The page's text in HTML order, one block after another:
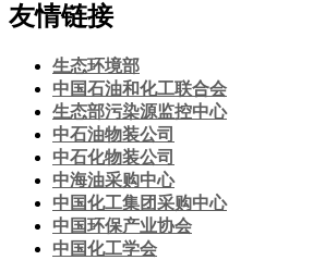
友情链接
生态环境部
中国石油和化工联合会
生态部污染源监控中心
中石油物装公司
中石化物装公司
中海油采购中心
中国化工集团采购中心
中国环保产业协会
中国化工学会